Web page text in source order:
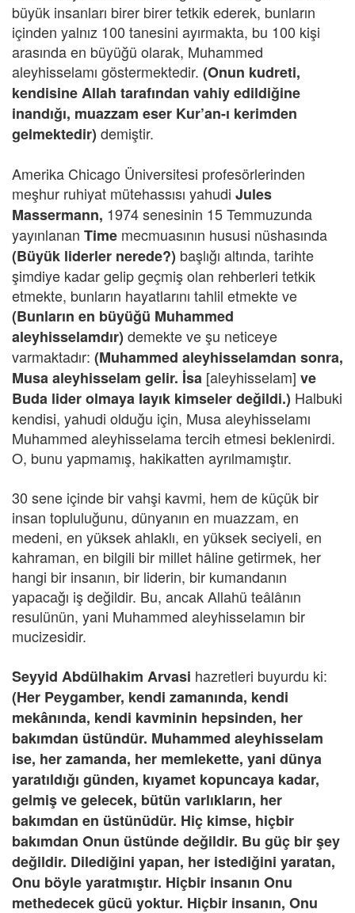
büyük insanları birer birer tetkik ederek, bunların
içinden yalnız 100 tanesini ayırmakta, bu 100 kişi
arasında en büyüğü olarak, Muhammed
aleyhisselamı göstermektedir. (Onun kudreti,
kendisine Allah tarafından vahiy edildiğine
inandığı, muazzam eser Kur’an-ı kerimden
gelmektedir) demiştir.
Amerika Chicago Üniversitesi profesörlerinden
meşhur ruhiyat mütehassısı yahudi Jules
Massermann, 1974 senesinin 15 Temmuzunda
yayınlanan Time mecmuasının hususi nüshasında
(Büyük liderler nerede?) başlığı altında, tarihte
şimdiye kadar gelip geçmiş olan rehberleri tetkik
etmekte, bunların hayatlarını tahlil etmekte ve
(Bunların en büyüğü Muhammed
aleyhisselamdır) demekte ve şu neticeye
varmaktadır: (Muhammed aleyhisselamdan sonra,
Musa aleyhisselam gelir. İsa [aleyhisselam] ve
Buda lider olmaya layık kimseler değildi.) Halbuki
kendisi, yahudi olduğu için, Musa aleyhisselamı
Muhammed aleyhisselama tercih etmesi beklenirdi.
O, bunu yapmamış, hakikatten ayrılmamıştır.
30 sene içinde bir vahşi kavmi, hem de küçük bir
insan topluluğunu, dünyanın en muazzam, en
medeni, en yüksek ahlaklı, en yüksek seciyeli, en
kahraman, en bilgili bir millet hâline getirmek, her
hangi bir insanın, bir liderin, bir kumandanın
yapacağı iş değildir. Bu, ancak Allahü teâlânın
resulünün, yani Muhammed aleyhisselamın bir
mucizesidir.
Seyyid Abdülhakim Arvasi hazretleri buyurdu ki:
(Her Peygamber, kendi zamanında, kendi
mekânında, kendi kavminin hepsinden, her
bakımdan üstündür. Muhammed aleyhisselam
ise, her zamanda, her memlekette, yani dünya
yaratıldığı günden, kıyamet kopuncaya kadar,
gelmiş ve gelecek, bütün varlıkların, her
bakımdan en üstünüdür. Hiç kimse, hiçbir
bakımdan Onun üstünde değildir. Bu güç bir şey
değildir. Dilediğini yapan, her istediğini yaratan,
Onu böyle yaratmıştır. Hiçbir insanın Onu
methedecek gücü yoktur. Hiçbir insanın, Onu